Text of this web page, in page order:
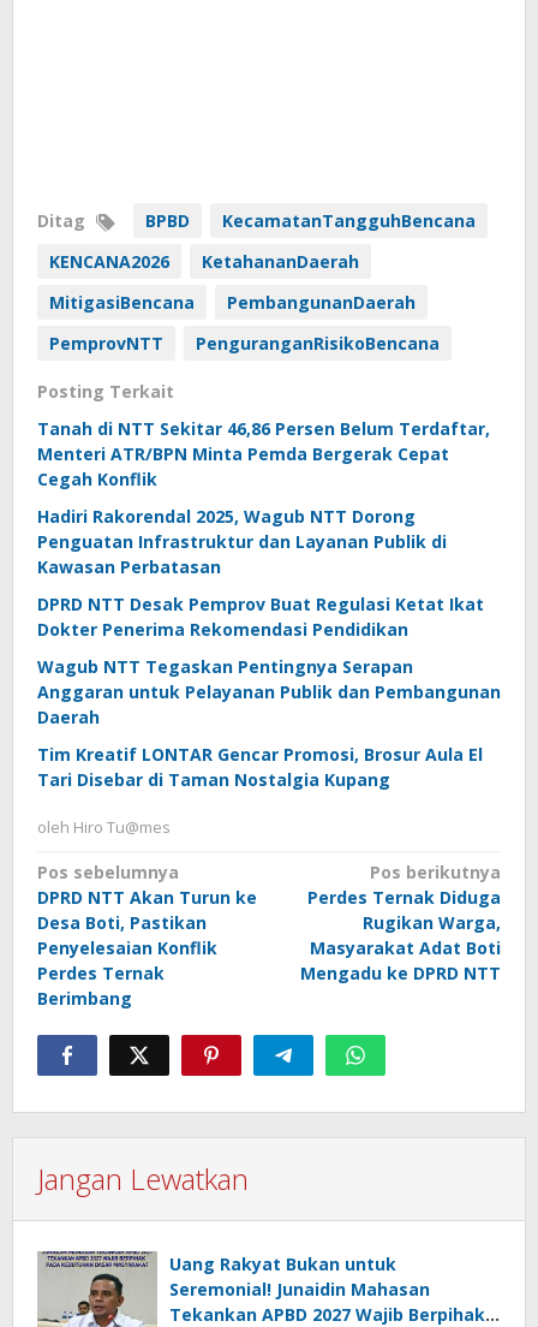
Ditag BPBD
KecamatanTangguhBencana
KENCANA2026
KetahananDaerah
MitigasiBencana
PembangunanDaerah
PemprovNTT
PenguranganRisikoBencana
Posting Terkait
Tanah di NTT Sekitar 46,86 Persen Belum Terdaftar,
Menteri ATR/BPN Minta Pemda Bergerak Cepat
Cegah Konflik
Hadiri Rakorendal 2025, Wagub NTT Dorong
Penguatan Infrastruktur dan Layanan Publik di
Kawasan Perbatasan
DPRD NTT Desak Pemprov Buat Regulasi Ketat Ikat
Dokter Penerima Rekomendasi Pendidikan
Wagub NTT Tegaskan Pentingnya Serapan
Anggaran untuk Pelayanan Publik dan Pembangunan
Daerah
Tim Kreatif LONTAR Gencar Promosi, Brosur Aula El
Tari Disebar di Taman Nostalgia Kupang
oleh Hiro Tu@mes
Navigasi
pos
Pos sebelumnya
DPRD NTT Akan Turun ke
Desa Boti, Pastikan
Penyelesaian Konflik
Perdes Ternak
Berimbang
Pos berikutnya
Perdes Ternak Diduga
Rugikan Warga,
Masyarakat Adat Boti
Mengadu ke DPRD NTT
Jangan Lewatkan
Uang Rakyat Bukan untuk
Seremonial! Junaidin Mahasan
Tekankan APBD 2027 Wajib Berpihak